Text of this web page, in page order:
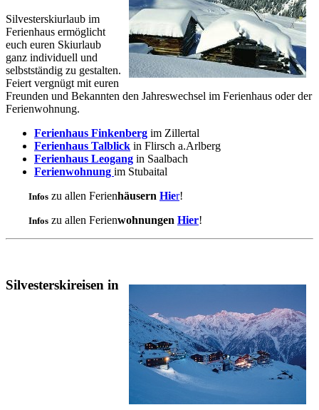
Silvesterskiurlaub im
Ferienhaus ermöglicht
euch euren Skiurlaub
ganz individuell und
selbstständig zu gestalten.
Feiert vergnügt mit euren
Freunden und Bekannten den Jahreswechsel im Ferienhaus oder der
Ferienwohnung.
Ferienhaus Finkenberg im Zillertal
Ferienhaus Talblick in Flirsch a.Arlberg
Ferienhaus Leogang in Saalbach
Ferienwohnung im Stubaital
Infos zu allen Ferienhäusern Hier!
Infos zu allen Ferienwohnungen Hier!
Silvesterskireisen in